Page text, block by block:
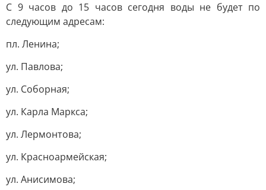
С 9 часов до 15 часов сегодня воды не будет по
следующим адресам:
пл. Ленина;
ул. Павлова;
ул. Соборная;
ул. Карла Маркса;
ул. Лермонтова;
ул. Красноармейская;
ул. Анисимова;